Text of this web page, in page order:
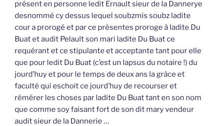
présent en personne ledit Ernault sieur de la Dannerye
desnommé cy dessus lequel soubzmis soubz ladite
cour a prorogé et par ce présentes proroge à ladite Du
Buat et audit Pelault son mari ladite Du Buat ce
requérant et ce stipulante et acceptante tant pour elle
que pour ledit Du Buat (c’est un lapsus du notaire !) du
jourd’huy et pour le temps de deux ans la grâce et
faculté qui eschoit ce jourd’huy de recourser et
rémérer les choses par ladite Du Buat tant en son nom
que comme soy faisant fort de son dit mary vendeur
audit sieur de la Dannerie …